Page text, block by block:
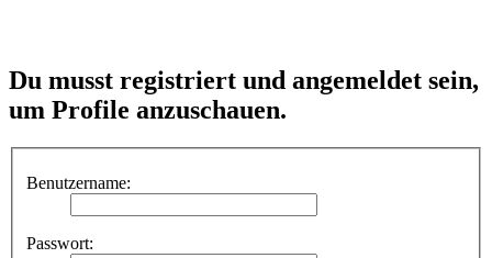
Du musst registriert und angemeldet sein,
um Profile anzuschauen.
Benutzername:
Passwort: